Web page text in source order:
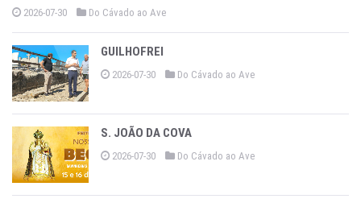
2026-07-30 Do Cávado ao Ave
GUILHOFREI
2026-07-30 Do Cávado ao Ave
S. JOÃO DA COVA
2026-07-30 Do Cávado ao Ave